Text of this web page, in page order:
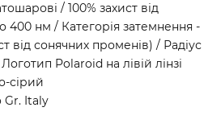
/ 100% захист від
400 нм / Категорія затемнення -
від сонячних променів) / Радіус
Polaroid на лівій лінзі
сірий
Gr. Italy